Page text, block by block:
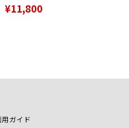
¥11,800
用ガイド